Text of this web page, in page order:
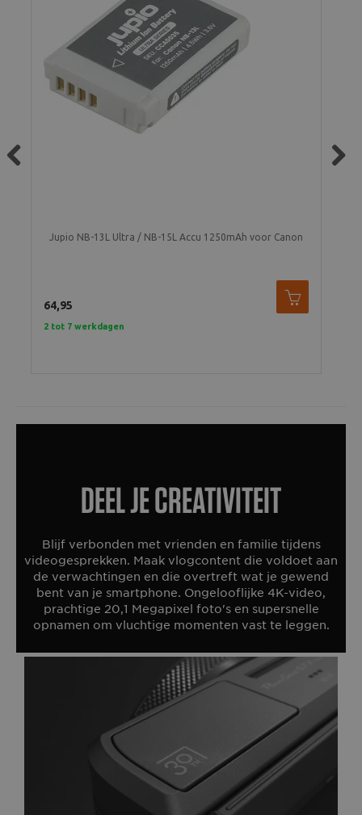
Jupio NB-13L Ultra / NB-15L Accu 1250mAh voor Canon
64,95
2 tot 7 werkdagen
Deel je creativiteit
Blijf verbonden met vrienden en familie tijdens
videogesprekken. Maak vlogcontent die voldoet aan
de verwachtingen en die overtreft wat je gewend
bent van je smartphone. Ongelooflijke 4K-video,
prachtige 20,1 Megapixel foto's en supersnelle
opnamen om vluchtige momenten vast te leggen.